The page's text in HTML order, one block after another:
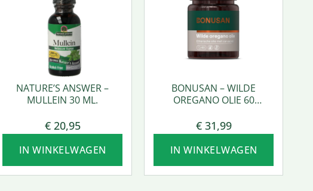
NATURE’S ANSWER –
MULLEIN 30 ML.
€20,95
IN WINKELWAGEN
BONUSAN – WILDE
OREGANO OLIE 60
€31,99
IN WINKELWAGEN